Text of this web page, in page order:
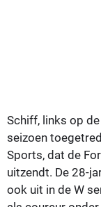
Schiff, links op
seizoen
Sports, dat de
uitzendt. De 28-
ook uit in de W